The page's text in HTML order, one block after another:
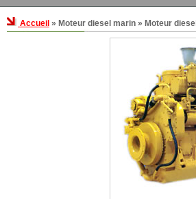
Accueil » Moteur diesel marin » Moteur